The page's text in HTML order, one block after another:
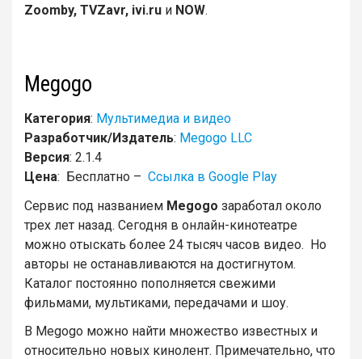
Zoomby, TVZavr, ivi.ru и NOW.
Megogo
Категория: Мультимедиа и видео
Разработчик/Издатель: Megogo LLC
Версия: 2.1.4
Цена: Бесплатно – Ссылка в Google Play
Сервис под названием Megogo заработал около
трех лет назад. Сегодня в онлайн-кинотеатре
можно отыскать более 24 тысяч часов видео. Но
авторы не останавливаются на достигнутом.
Каталог постоянно пополняется свежими
фильмами, мультиками, передачами и шоу.
В Megogo можно найти множество известных и
относительно новых кинолент. Примечательно, что